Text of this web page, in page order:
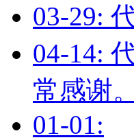
03-29:
04-14:
常感谢。
01-01: